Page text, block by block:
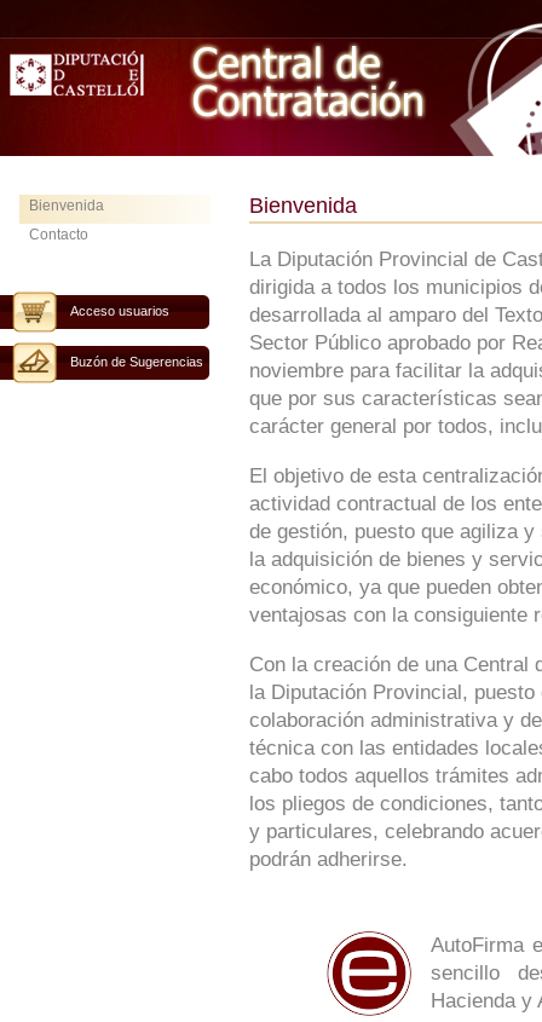
Bienvenida
Contacto
Acceso usuarios
Buzón de Sugerencias
Bienvenida
La Diputación Provincial de
dirigida a todos los municipios
desarrollada al amparo del
Sector Público aprobado por
noviembre para facilitar la
que por sus características
carácter general por todos,
El objetivo de esta
actividad contractual de los
de gestión, puesto que agiliza
la adquisición de bienes y
económico, ya que pueden
ventajosas con la consiguiente
Con la creación de una Central
la Diputación Provincial,
colaboración administrativa y
técnica con las entidades
cabo todos aquellos trámites
los pliegos de condiciones,
y particulares, celebrando
podrán adherirse.
AutoFirma
sencillo
Hacienda y